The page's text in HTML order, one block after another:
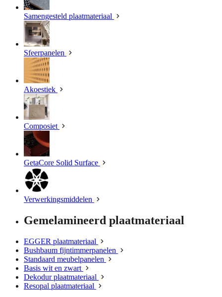
Samengesteld plaatmateriaal
Sfeerpanelen
Akoestiek
Composiet
GetaCore Solid Surface
Verwerkingsmiddelen
Gemelamineerd plaatmateriaal
EGGER plaatmateriaal
Bushbaum fijntimmerpanelen
Standaard meubelpanelen
Basis wit en zwart
Dekodur plaatmateriaal
Resopal plaatmateriaal